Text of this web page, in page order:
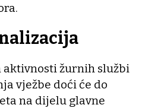
aktivnosti žurnih službi
vježbe doći će do
na dijelu glavne